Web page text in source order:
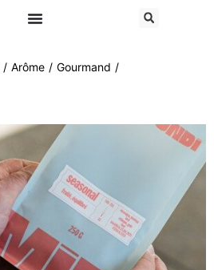
/ Arôme / Gourmand /